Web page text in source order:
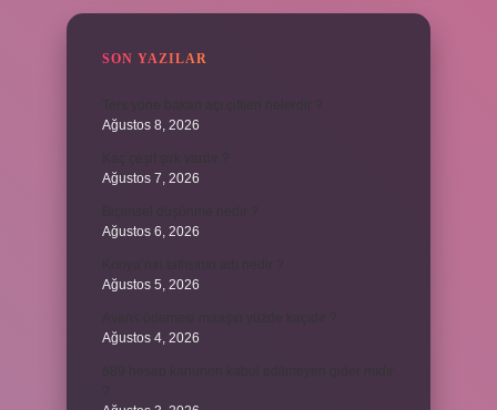
SON YAZILAR
Ağustos 8, 2026
Ağustos 7, 2026
Ağustos 6, 2026
Ağustos 5, 2026
Ağustos 4, 2026